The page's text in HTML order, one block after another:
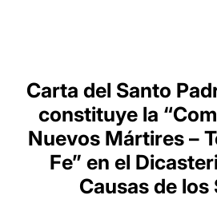
Carta del Santo
constituye la
Nuevos Mártires –
Fe” en el
Causas de los